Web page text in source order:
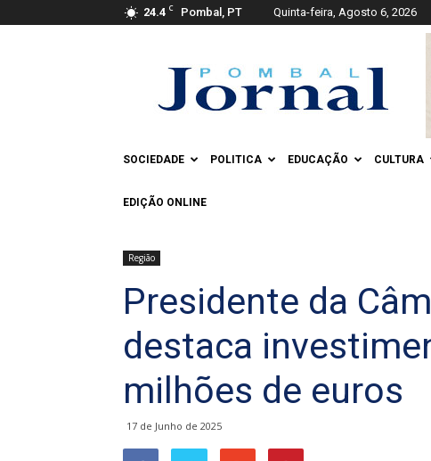
24.4 C Pombal, PT Quinta-feira, Agosto 6, 2026
Jornal
SOCIEDADE POLITICA EDUCAÇÃO CULTURA
EDIÇÃO ONLINE
Região
Presidente da
destaca
milhões de euros
17 de Junho de 2025